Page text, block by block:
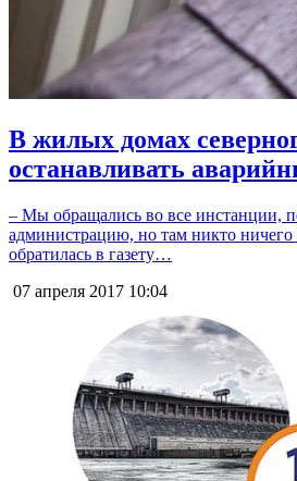
В жилых домах
останавливать
– Мы обращались во все инстанции,
администрацию, но там никто ничего
обратилась в газету…
07 апреля 2017 10:04